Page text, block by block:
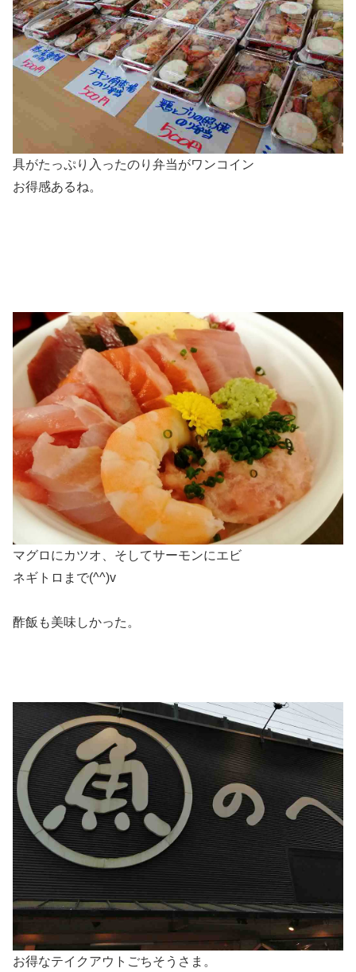
具がたっぷり入ったのり弁当がワンコイン
お得感あるね。
マグロにカツオ、そしてサーモンにエビ
ネギトロまで(^^)v
酢飯も美味しかった。
お得なテイクアウトごちそうさま。